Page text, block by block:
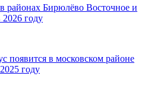
районах Бирюлёво Восточное и
2026 году
появится в московском районе
году